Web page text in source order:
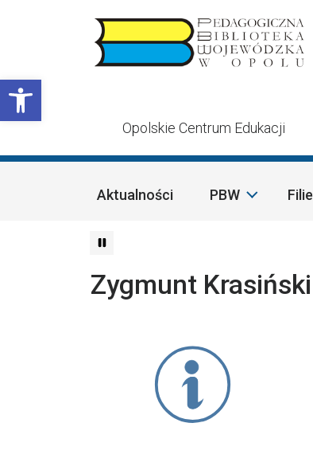
Otwórz pasek narzędzi
Opolskie Centrum Edukacji
Aktualności PBW Filie
Zygmunt Krasiński